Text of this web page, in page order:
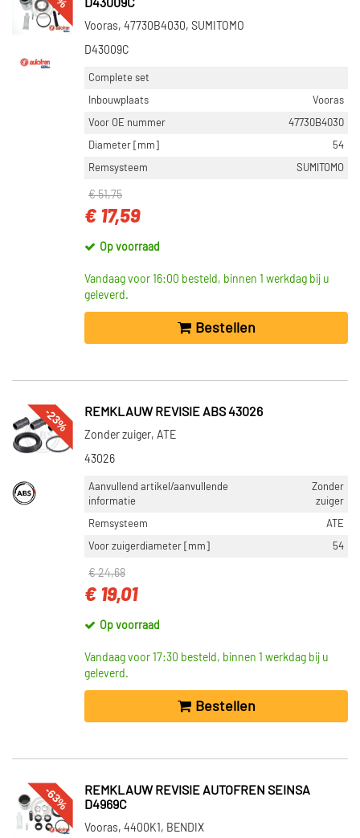
D43009C
Vooras, 47730B4030, SUMITOMO
D43009C
Complete set
Inbouwplaats
Vooras
Voor OE nummer
47730B4030
Diameter [mm]
54
Remsysteem
SUMITOMO
€ 51,75
€ 17,59
Op voorraad
Vandaag voor 16:00 besteld, binnen 1 werkdag bij u
geleverd.
Bestellen
-23% REMKLAUW REVISIE ABS 43026
Zonder zuiger, ATE
43026
Aanvullend artikel/aanvullende
informatie
Zonder
zuiger
Remsysteem
ATE
Voor zuigerdiameter [mm]
54
€ 24,68
€ 19,01
Op voorraad
Vandaag voor 17:30 besteld, binnen 1 werkdag bij u
geleverd.
Bestellen
-63%
REMKLAUW REVISIE AUTOFREN SEINSA
D4969C
Vooras, 4400K1, BENDIX